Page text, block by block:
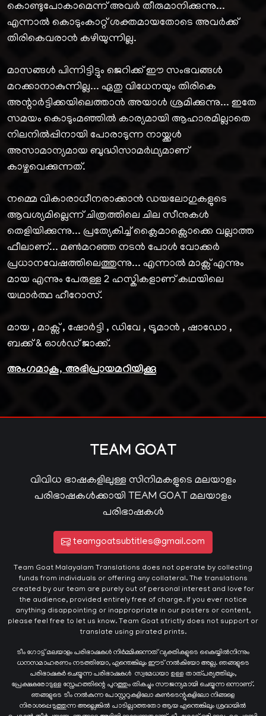
കൊണ്ടുപോകാമെന്ന് അവർ തീരുമാനിക്കുന്നു...
എന്നാൽ കൊടുംകാറ്റ് ശക്തമായതോടെ അവർക്ക്
തിരികെവരാൻ കഴിയുന്നില്ല.
മാസങ്ങൾ പിന്നിട്ടിട്ടും ജെറിക്ക് ഈ സംഭവങ്ങൾ
മറക്കാനാകുന്നില്ല... ഏതു വിധേനയും തിരികെ
അന്റാർട്ടിക്കയിലെത്താൻ അയാൾ ശ്രമിക്കുന്നു... ഇതേ
സമയം കൊടുംമഞ്ഞിൽ കാര്യമായി ആഹാരമില്ലാതെ
നിലനിൽപ്പിനായി പോരാടുന്ന നായ്ക്കൾ
അസാമാന്യമായ ബുദ്ധിസാമർഥ്യമാണ്
കാഴ്ചവെക്കുന്നത്.
നമ്മെ വികാരാധീനരാക്കാൻ ഡയലോഗുകളുടെ
ആവശ്യമില്ലെന്ന് ചിത്രത്തിലെ ചില സീനുകൾ
തെളിയിക്കുന്നു... പ്രത്യേകിച്ച് ക്ലൈമാക്സൊക്കെ വല്ലാത്ത
ഫീലാണ്... മൺമറഞ്ഞ നടൻ പോൾ വോക്കർ
പ്രധാനവേഷത്തിലെത്തുന്നു... എന്നാൽ മാക്സ് എന്നും
മായ എന്നും പേരുള്ള 2 ഹസ്കികളാണ് കഥയിലെ
യഥാർത്ഥ ഹീറോസ്.
മായ , മാക്സ് , ഷോർട്ടി , ഡിവേ , ട്രൂമാൻ , ഷാഡോ ,
ബക്ക് & ഓൾഡ് ജാക്ക്.
അംഗമാകൂ, അഭിപ്രായമറിയിക്കൂ
TEAM GOAT
വിവിധ ഭാഷകളിലുള്ള സിനിമകളുടെ മലയാളം
പരിഭാഷകൾക്കായി TEAM GOAT മലയാളം
പരിഭാഷകൾ
teamgoatsubtitles@gmail.com
Team Goat Malayalam Translations does not operate by collecting
funds from individuals or offering any collateral. The translations
created by our team are purely out of personal interest and love for
the audience, provided entirely free of charge. If you ever notice
anything disappointing or inappropriate in our posters or content,
please feel free to let us know. Team Goat strictly does not support or
translate using pirated prints.
ടീം ഗോട്ട് മലയാളം പരിഭാഷകൾ നിർമ്മിക്കുന്നത് വ്യക്തികളുടെ കൈയ്യില്‍നിന്നും
ധനസമാഹരണം നടത്തിയോ, എന്തെങ്കിലും ഈട് നൽകിയോ അല്ല. ഞങ്ങളുടെ
പരിഭാഷകർ ചെയ്യുന്ന പരിഭാഷകള്‍ സ്വമേധയാ ഉള്ള താത്പര്യത്തിലും,
പ്രേക്ഷകരോടുള്ള സ്നേഹത്തിന്റെ പുറത്തും തികച്ചും സൗജന്യമായി ചെയ്യുന്ന ഒന്നാണ്.
ഞങ്ങളുടെ ടീം നൽകുന്ന പോസ്റ്ററുകളിലോ കൺടെന്റുകളിലോ നിങ്ങളെ
നിരാശപ്പെടുത്തുന്ന അല്ലെങ്കിൽ പാടില്ലാത്തതോ ആയ എന്തെങ്കിലും ശ്രദ്ധയിൽ